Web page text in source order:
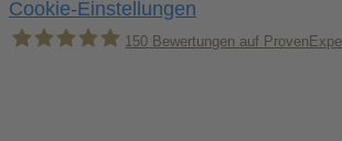
Cookie-Einstellungen
150 Bewertungen auf